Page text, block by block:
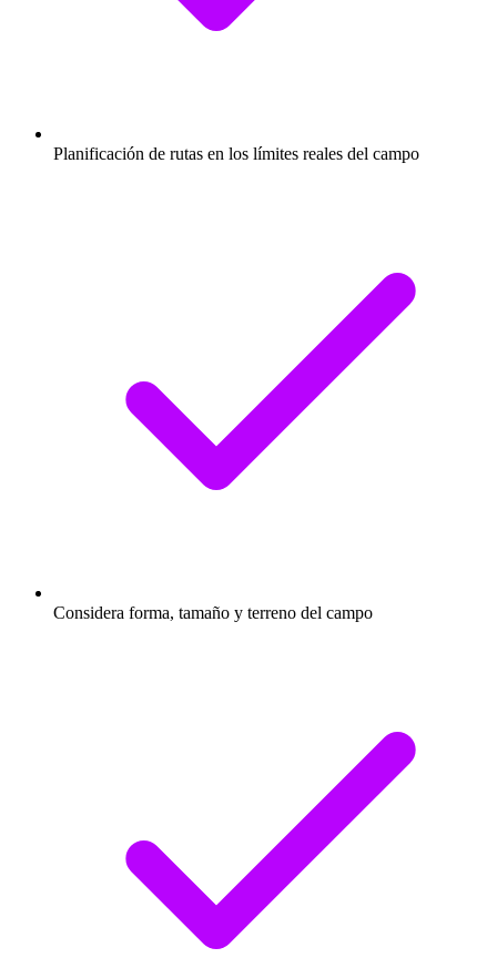
Planificación de rutas en los límites reales del campo
Considera forma, tamaño y terreno del campo